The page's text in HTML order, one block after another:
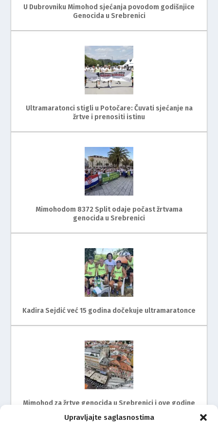
Upravljajte saglasnostima
U Dubrovniku Mimohod sjećanja povodom godišnjice
Genocida u Srebrenici
Ultramaratonci stigli u Potočare: Čuvati sjećanje na
žrtve i prenositi istinu
Mimohodom 8372 Split odaje počast žrtvama
genocida u Srebrenici
Kadira Sejdić već 15 godina dočekuje ultramaratonce
Mimohod za žrtve genocida u Srebrenici i ove godine